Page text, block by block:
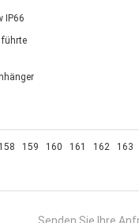
IP66
führte
158 159 160 161 162 163